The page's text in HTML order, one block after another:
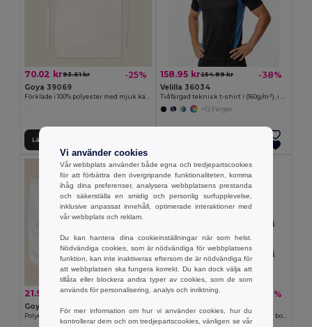
70.02 kr93.61 kr -25%
Goya 39069
Förkläde i 100% polyester med mjuk känsla SION
Lägg till i Varukorgen
158.95 kr254.89 kr -38%
Velilla 36034
Tvåfärgad teknisk t-shirt i (160g/m²), i polyester (100%)
+12 Färger
21.99 kr24.44 kr -10%
Goya 38040
222.91 kr345.74 kr -36%
Velilla 36135
Långärmad smock i twill (175g/m²), i bomullstwill (35%) och polyester (65%)
Vi använder cookies
Vår webbplats använder både egna och tredjepartscookies
för att förbättra den övergripande funktionaliteten, komma
ihåg dina preferenser, analysera webbplatsens prestanda
och säkerställa en smidig och personlig surfupplevelse,
inklusive anpassat innehåll, optimerade interaktioner med
vår webbplats och reklam.
Du kan hantera dina cookieinställningar när som helst.
Nödvändiga cookies, som är nödvändiga för webbplatsens
funktion, kan inte inaktiveras eftersom de är nödvändiga för
att webbplatsen ska fungera korrekt. Du kan dock välja att
tillåta eller blockera andra typer av cookies, som de som
används för personalisering, analys och inriktning.
För mer information om hur vi använder cookies, hur du
kontrollerar dem och om tredjepartscookies, vänligen se vår